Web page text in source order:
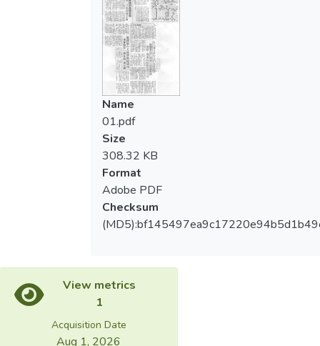
Name
01.pdf
Size
308.32 KB
Format
Adobe PDF
Checksum
View metrics
1
Acquisition Date
Aug 1, 2026